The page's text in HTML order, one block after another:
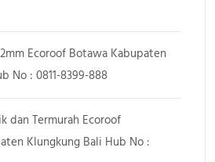
Ecoroof Botawa Kabupaten
No : 0811-8399-888
dan Termurah Ecoroof
Klungkung Bali Hub No :